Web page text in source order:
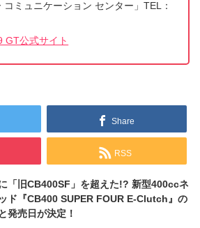
ミュニケーション センター」TEL：
GT公式サイト
Share
RSS
「旧CB400SF」を超えた!? 新型400ccネ
ド『CB400 SUPER FOUR E-Clutch』の
発売日が決定！